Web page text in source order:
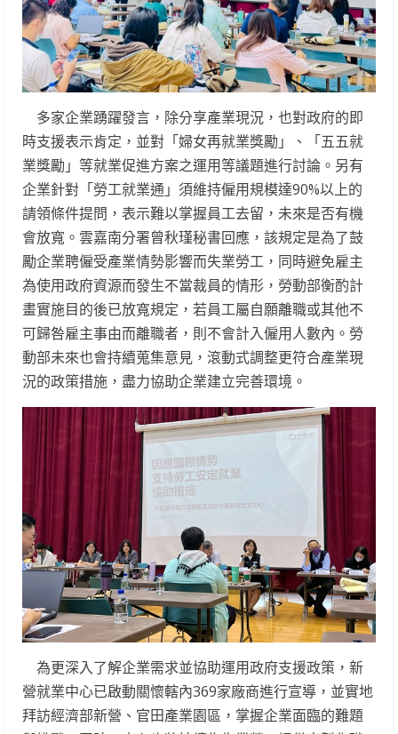
多家企業踴躍發言，除分享產業現況，也對政府的即
時支援表示肯定，並對「婦女再就業獎勵」、「五五就
業獎勵」等就業促進方案之運用等議題進行討論。另有
企業針對「勞工就業通」須維持僱用規模達90%以上的
請領條件提問，表示難以掌握員工去留，未來是否有機
會放寬。雲嘉南分署曾秋瑾秘書回應，該規定是為了鼓
勵企業聘僱受產業情勢影響而失業勞工，同時避免雇主
為使用政府資源而發生不當裁員的情形，勞動部衡酌計
畫實施目的後已放寬規定，若員工屬自願離職或其他不
可歸咎雇主事由而離職者，則不會計入僱用人數內。勞
動部未來也會持續蒐集意見，滾動式調整更符合產業現
況的政策措施，盡力協助企業建立完善環境。
為更深入了解企業需求並協助運用政府支援政策，新
營就業中心已啟動關懷轄內369家廠商進行宣導，並實地
拜訪經濟部新營、官田產業園區，掌握企業面臨的難題